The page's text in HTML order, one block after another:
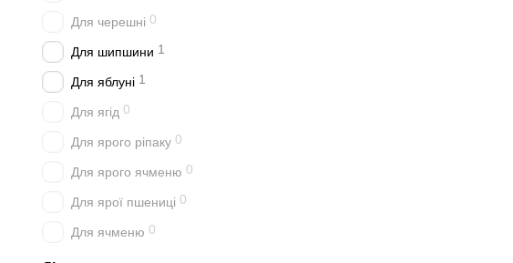
Для черешні 0
Для шипшини 1
Для яблуні 1
Для ягід 0
Для ярого ріпаку 0
Для ярого ячменю 0
Для ярої пшениці 0
Для ячменю 0